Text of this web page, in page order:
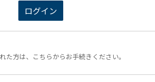
方は、こちらからお手続きください。